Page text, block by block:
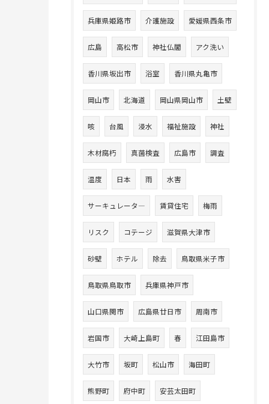
兵庫県姫路市 介護施設 愛媛県西条市
広島 高松市 神社仏閣 アク洗い
香川県坂出市 浴室 香川県丸亀市
岡山市 北海道 岡山県岡山市 土壁
咳 台風 浸水 福祉施設 神社
木材腐朽 真菌検査 広島市 調査
温度 日本 雨 水害
サーキュレータ― 賃貸住宅 梅雨
リスク コテージ 滋賀県大津市
砂壁 ホテル 除去 鳥取県米子市
鳥取県鳥取市 兵庫県神戸市
山口県関市 広島県廿日市 周南市
岩国市 大崎上島町 春 江田島市
大竹市 坂町 松山市 海田町
熊野町 府中町 安芸太田町